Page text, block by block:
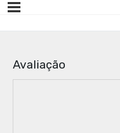
Avaliação